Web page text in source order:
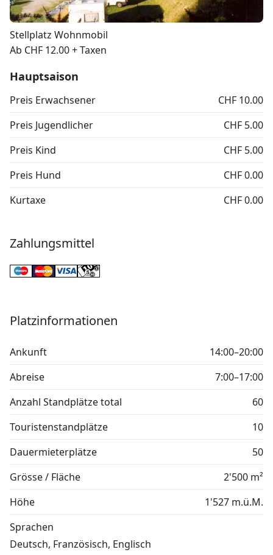
Stellplatz Wohnmobil
Ab CHF 12.00 + Taxen
Hauptsaison
Preis Erwachsener
CHF 10.00
Preis Jugendlicher
CHF 5.00
Preis Kind
CHF 5.00
Preis Hund
CHF 0.00
Kurtaxe
CHF 0.00
Zahlungsmittel
Platzinformationen
Ankunft
14:00–20:00
Abreise
7:00–17:00
Anzahl Standplätze total
60
Touristenstandplätze
10
Dauermieterplätze
50
Grösse / Fläche
2'500 m²
Höhe
1'527 m.ü.M.
Sprachen
Deutsch, Französisch, Englisch